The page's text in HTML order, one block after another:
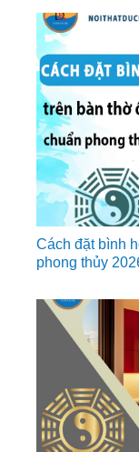
Cách đặt bình
phong thủy